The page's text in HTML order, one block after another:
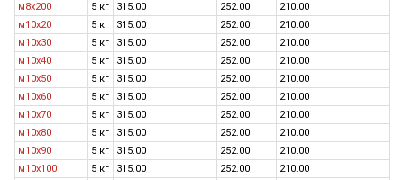
м8х200
5 кг 315.00 252.00
210.00
м10х20
5 кг 315.00 252.00
210.00
м10х30
5 кг 315.00 252.00
210.00
м10х40
5 кг 315.00 252.00
210.00
м10х50
5 кг 315.00 252.00
210.00
м10х60
5 кг 315.00 252.00
210.00
м10х70
5 кг 315.00 252.00
210.00
м10х80
5 кг 315.00 252.00
210.00
м10х90
5 кг 315.00 252.00
210.00
м10х100
5 кг 315.00 252.00
210.00